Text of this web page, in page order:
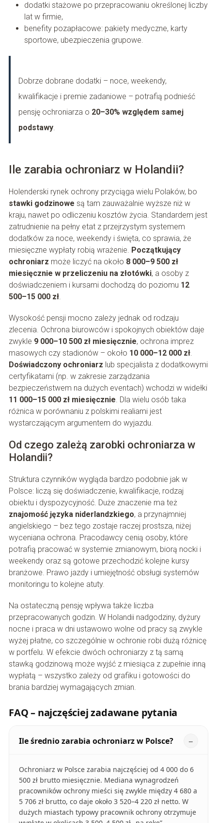
dodatki stażowe po przepracowaniu określonej liczby
lat w firmie,
benefity pozapłacowe: pakiety medyczne, karty
sportowe, ubezpieczenia grupowe.
Dobrze dobrane dodatki – noce, weekendy,
kwalifikacje i premie zadaniowe – potrafią podnieść
pensję ochroniarza o 20–30% względem samej
podstawy.
Ile zarabia ochroniarz w Holandii?
Holenderski rynek ochrony przyciąga wielu Polaków, bo
stawki godzinowe są tam zauważalnie wyższe niż w
kraju, nawet po odliczeniu kosztów życia. Standardem jest
zatrudnienie na pełny etat z przejrzystym systemem
dodatków za noce, weekendy i święta, co sprawia, że
miesięczne wypłaty robią wrażenie. Początkujący
ochroniarz może liczyć na około 8 000–9 500 zł
miesięcznie w przeliczeniu na złotówki, a osoby z
doświadczeniem i kursami dochodzą do poziomu 12
500–15 000 zł.
Wysokość pensji mocno zależy jednak od rodzaju
zlecenia. Ochrona biurowców i spokojnych obiektów daje
zwykle 9 000–10 500 zł miesięcznie, ochrona imprez
masowych czy stadionów – około 10 000–12 000 zł.
Doświadczony ochroniarz lub specjalista z dodatkowymi
certyfikatami (np. w zakresie zarządzania
bezpieczeństwem na dużych eventach) wchodzi w widełki
11 000–15 000 zł miesięcznie. Dla wielu osób taka
różnica w porównaniu z polskimi realiami jest
wystarczającym argumentem do wyjazdu.
Od czego zależą zarobki ochroniarza w
Holandii?
Struktura czynników wygląda bardzo podobnie jak w
Polsce: liczą się doświadczenie, kwalifikacje, rodzaj
obiektu i dyspozycyjność. Duże znaczenie ma też
znajomość języka niderlandzkiego, a przynajmniej
angielskiego – bez tego zostaje raczej prostsza, niżej
wyceniana ochrona. Pracodawcy cenią osoby, które
potrafią pracować w systemie zmianowym, biorą nocki i
weekendy oraz są gotowe przechodzić kolejne kursy
branżowe. Prawo jazdy i umiejętność obsługi systemów
monitoringu to kolejne atuty.
Na ostateczną pensję wpływa także liczba
przepracowanych godzin. W Holandii nadgodziny, dyżury
nocne i praca w dni ustawowo wolne od pracy są zwykle
wyżej płatne, co szczególnie w ochronie robi dużą różnicę
w portfelu. W efekcie dwóch ochroniarzy z tą samą
stawką godzinową może wyjść z miesiąca z zupełnie inną
wypłatą – wszystko zależy od grafiku i gotowości do
brania bardziej wymagających zmian.
FAQ – najczęściej zadawane pytania
Ile średnio zarabia ochroniarz w Polsce?
Ochroniarz w Polsce zarabia najczęściej od 4 000 do 6
500 zł brutto miesięcznie. Mediana wynagrodzeń
pracowników ochrony mieści się zwykle między 4 680 a
5 706 zł brutto, co daje około 3 520–4 220 zł netto. W
dużych miastach typowy pracownik ochrony otrzymuje